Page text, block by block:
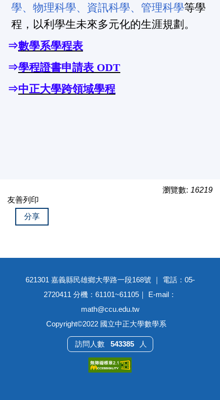
學、物理科學、資訊科學、管理科學等學
程，以利學生未來多元化的生涯規劃。
⇒數學系學程表
⇒學程證書申請表 ODT
⇒中正大學跨領域學程
瀏覽數: 16219
友善列印
分享
621301 嘉義縣民雄鄉大學路一段168號 ｜ 電話：05-
2720411 分機：61101~61105｜ E-mail：
math@ccu.edu.tw
Copyright©2022 國立中正大學數學系
543385